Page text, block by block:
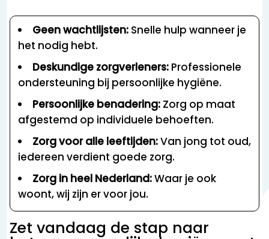
Geen wachtlijsten: Snelle hulp wanneer je
het nodig hebt.
Deskundige zorgverleners: Professionele
ondersteuning bij persoonlijke hygiëne.
Persoonlijke benadering: Zorg op maat
afgestemd op individuele behoeften.
Zorg voor alle leeftijden:Van jong tot oud,
iedereen verdient goede zorg.
Zorg in heel Nederland:Waar je ook
woont, wij zijn er voor jou.
Zet vandaag de stap naar